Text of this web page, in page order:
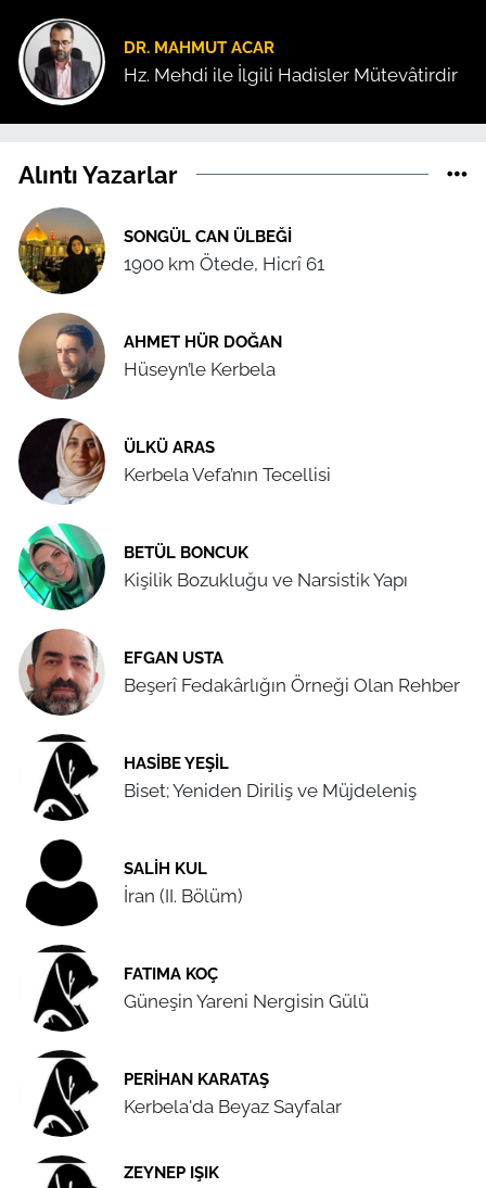
DR. MAHMUT ACAR
Hz. Mehdi ile İlgili Hadisler Mütevâtirdir
Alıntı Yazarlar
SONGÜL CAN ÜLBEĞI
1900 km Ötede, Hicrî 61
AHMET HÜR DOĞAN
Hüseyn’le Kerbela
ÜLKÜ ARAS
Kerbela Vefa’nın Tecellisi
BETÜL BONCUK
Kişilik Bozukluğu ve Narsistik Yapı
EFGAN USTA
Beşerî Fedakârlığın Örneği Olan Rehber
HASIBE YEŞIL
Biset; Yeniden Diriliş ve Müjdeleniş
SALIH KUL
İran (II. Bölüm)
FATIMA KOÇ
Güneşin Yareni Nergisin Gülü
PERIHAN KARATAŞ
Kerbela'da Beyaz Sayfalar
ZEYNEP IŞIK